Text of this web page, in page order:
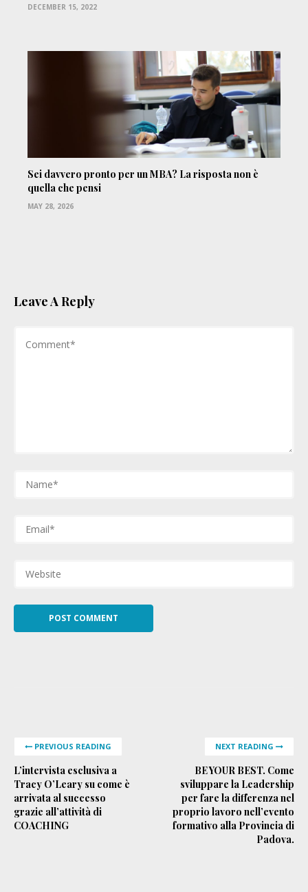
DECEMBER 15, 2022
Sei davvero pronto per un MBA? La risposta non è
quella che pensi
MAY 28, 2026
Leave A Reply
PREVIOUS READING
L’intervista esclusiva a
Tracy O’Leary su come è
arrivata al successo
grazie all’attività di
COACHING
NEXT READING
BE YOUR BEST. Come
sviluppare la Leadership
per fare la differenza nel
proprio lavoro nell’evento
formativo alla Provincia di
Padova.